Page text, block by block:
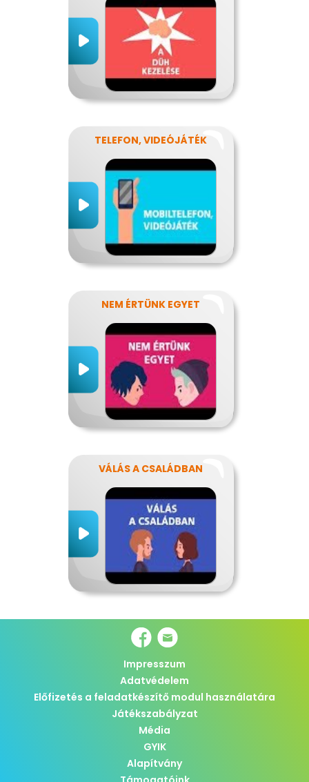
TELEFON, VIDEÓJÁTÉK
NEM ÉRTÜNK EGYET
VÁLÁS A CSALÁDBAN
Impresszum
Adatvédelem
Előfizetés a feladatkészítő modul használatára
Játékszabályzat
Média
GYIK
Alapítvány